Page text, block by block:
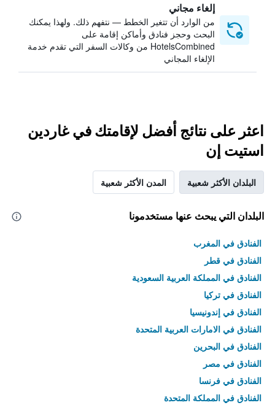
إلغاء مجاني
من الوارد أن تتغير الخطط — نتفهم ذلك. ولهذا يمكنك
البحث وحجز فنادق وأماكن إقامة على
HotelsCombined من وكالات السفر التي تقدم خدمة
الإلغاء المجاني
اعثر على نتائج أفضل لإقامتك في غاردين
استيت إن
البلدان الأكثر شعبية المدن الأكثر شعبية
البلدان التي يبحث عنها مستخدمونا
الفنادق في المغرب
الفنادق في قطر
الفنادق في المملكة العربية السعودية
الفنادق في تركيا
الفنادق في إندونيسيا
الفنادق في الامارات العربية المتحدة
الفنادق في البحرين
الفنادق في مصر
الفنادق في فرنسا
الفنادق في المملكة المتحدة